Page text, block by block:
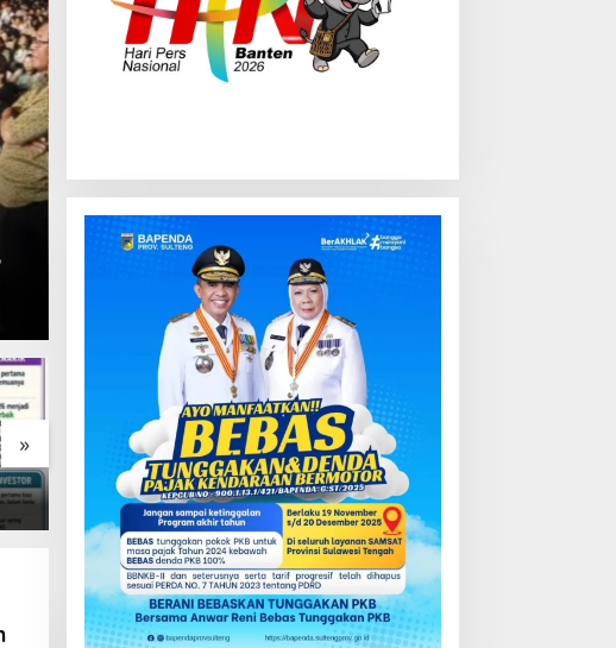
Peduli Gempa, BAMAG & FKUB
Bersama Lintas Agama
»
Kondisi Perkembangan
Sektor Asuransi,
Penjaminan dan Dana
Pensiun Juni 2026
Kredit Perbankan Tumbuh
12,67 Persen, Kualitas Aset
dan Ketahanan Modal
Tetap Kokoh Juni 2026